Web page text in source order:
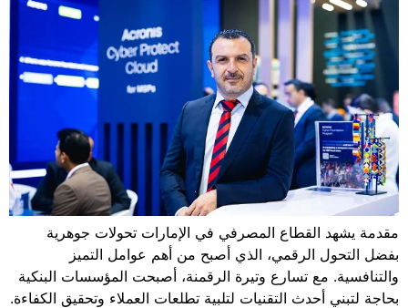
المصرفي في الإمارات تحولات جوهرية
الذي أصبح من أهم عوامل التميز
وتيرة الرقمنة، أصبحت المؤسسات البنكية
لتلبية تطلعات العملاء وتحقيق الكفاءة.